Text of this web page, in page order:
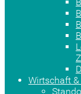
Wirtschaft &